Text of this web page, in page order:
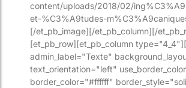
content/uploads/2018/02/
et-%C3%A9tudes-
[/et_pb_image][/et_pb_column][/
[et_pb_row][et_pb_column
admin_label="Texte"
text_orientation="left"
border_color="#ffffff"